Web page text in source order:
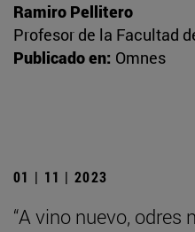
Ramiro Pellitero
Profesor de la Facultad
Publicado en: Omnes
01 | 11 | 2023
“A vino nuevo, odres